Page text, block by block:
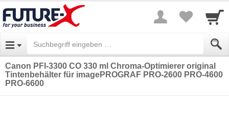
Canon PFI-3300 CO 330 ml Chroma-Optimierer original
Tintenbehälter für imagePROGRAF PRO-2600 PRO-4600
PRO-6600